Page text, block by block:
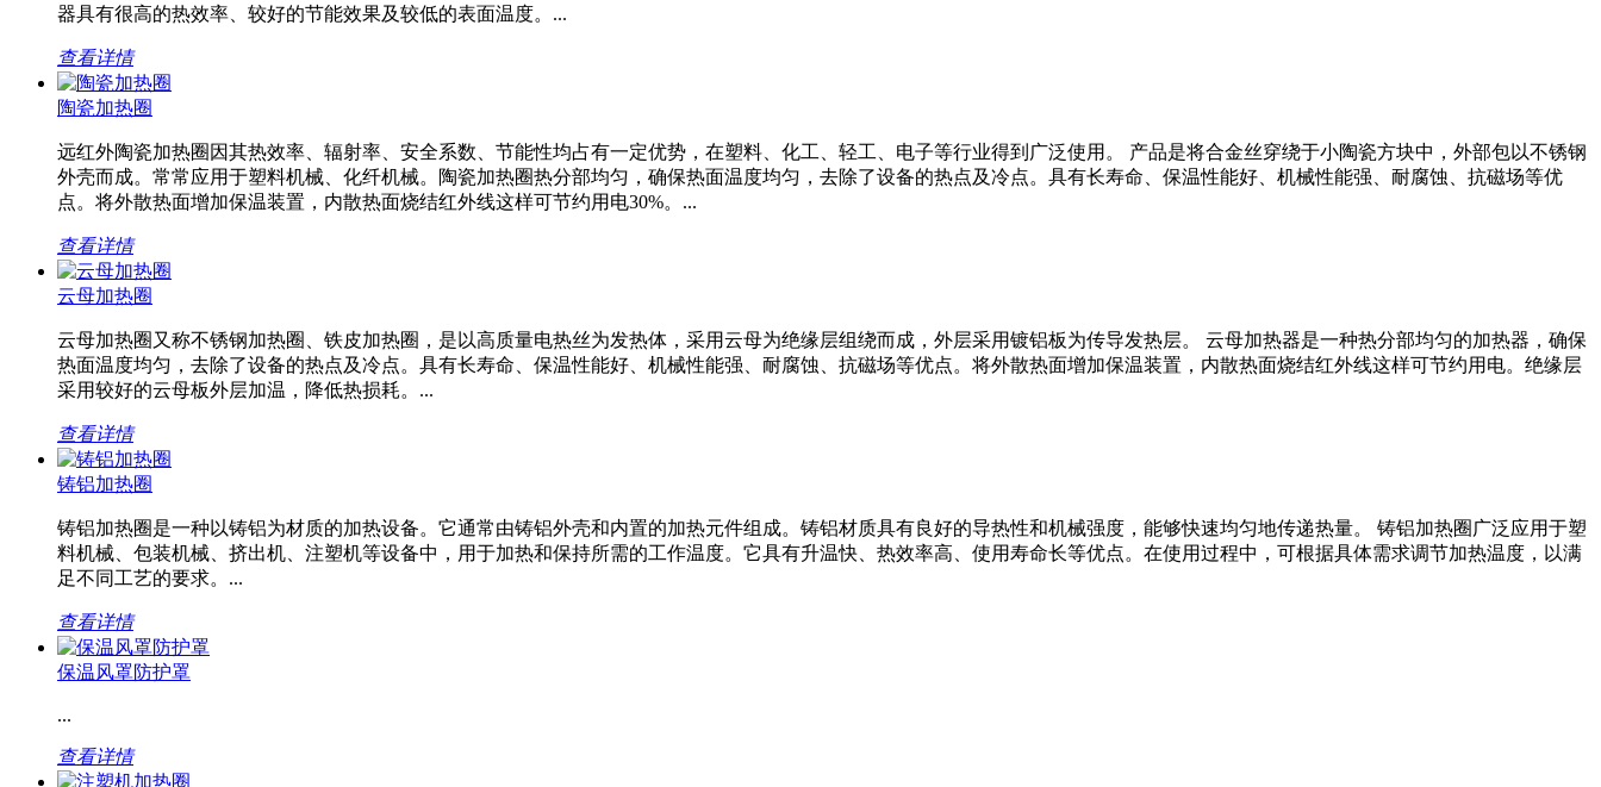
器具有很高的热效率、较好的节能效果及较低的表面温度。...
查看详情
陶瓷加热圈
远红外陶瓷加热圈因其热效率、辐射率、安全系数、节能性均占有一定优势，在塑料、化工、轻工、电子等行业得到广泛使用。 产品是将合金丝穿绕于小陶瓷方块中，外部包以不锈钢
外壳而成。常常应用于塑料机械、化纤机械。陶瓷加热圈热分部均匀，确保热面温度均匀，去除了设备的热点及冷点。具有长寿命、保温性能好、机械性能强、耐腐蚀、抗磁场等优
点。将外散热面增加保温装置，内散热面烧结红外线这样可节约用电30%。...
查看详情
云母加热圈
云母加热圈又称不锈钢加热圈、铁皮加热圈，是以高质量电热丝为发热体，采用云母为绝缘层组绕而成，外层采用镀铝板为传导发热层。 云母加热器是一种热分部均匀的加热器，确保
热面温度均匀，去除了设备的热点及冷点。具有长寿命、保温性能好、机械性能强、耐腐蚀、抗磁场等优点。将外散热面增加保温装置，内散热面烧结红外线这样可节约用电。绝缘层
采用较好的云母板外层加温，降低热损耗。...
查看详情
铸铝加热圈
铸铝加热圈是一种以铸铝为材质的加热设备。它通常由铸铝外壳和内置的加热元件组成。铸铝材质具有良好的导热性和机械强度，能够快速均匀地传递热量。 铸铝加热圈广泛应用于塑
料机械、包装机械、挤出机、注塑机等设备中，用于加热和保持所需的工作温度。它具有升温快、热效率高、使用寿命长等优点。在使用过程中，可根据具体需求调节加热温度，以满
足不同工艺的要求。...
查看详情
保温风罩防护罩
...
查看详情